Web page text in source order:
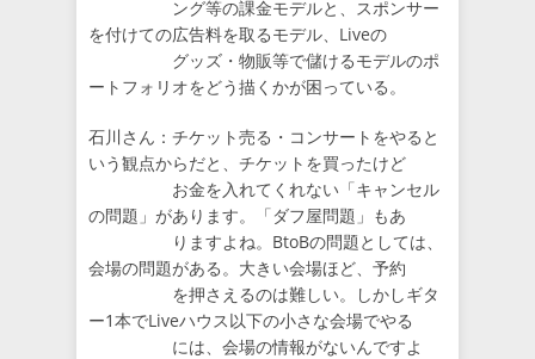
ング等の課金モデルと、スポンサー
を付けての広告料を取るモデル、Liveの
グッズ・物販等で儲けるモデルのポ
ートフォリオをどう描くかが困っている。
石川さん：チケット売る・コンサートをやると
いう観点からだと、チケットを買ったけど
お金を入れてくれない「キャンセル
の問題」があります。「ダフ屋問題」もあ
りますよね。BtoBの問題としては、
会場の問題がある。大きい会場ほど、予約
を押さえるのは難しい。しかしギタ
ー1本でLiveハウス以下の小さな会場でやる
には、会場の情報がないんですよ